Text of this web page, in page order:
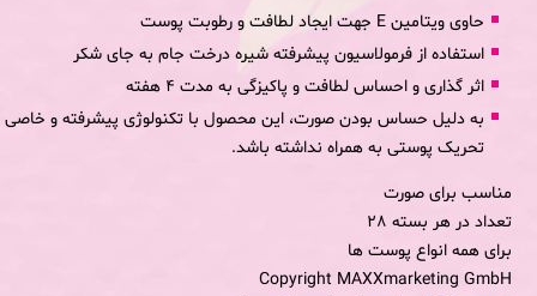
حاوی ویتامین E جهت ایجاد لطافت و رطوبت پوست
استفاده از فرمولاسیون پیشرفته شیره درخت جام به جای شکر
اثر گذاری و احساس لطافت و پاکیزگی به مدت 4 هفته
به دلیل حساس بودن صورت، این محصول با تکنولوژی پیشرفته و خاصی
تحریک پوستی به همراه نداشته باشد.
مناسب برای صورت
تعداد در هر بسته 28
برای همه انواع پوست ها
Copyright MAXXmarketing GmbH